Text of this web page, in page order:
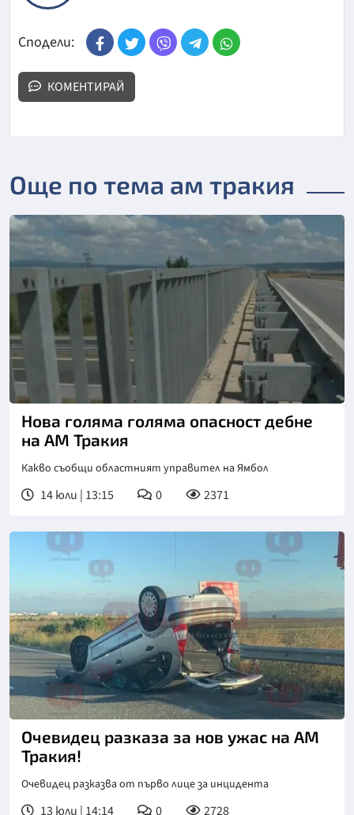
Сподели:
КОМЕНТИРАЙ
Още по тема ам тракия
Нова голяма голяма опасност дебне
на АМ Тракия
Какво съобщи областният управител на Ямбол
14 юли | 13:15 0 2371
Очевидец разказа за нов ужас на АМ
Тракия!
Очевидец разказва от първо лице за инцидента
13 юли | 14:14 0 2728